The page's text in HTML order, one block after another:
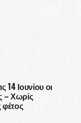
14 Ιουνίου οι
– Χωρίς